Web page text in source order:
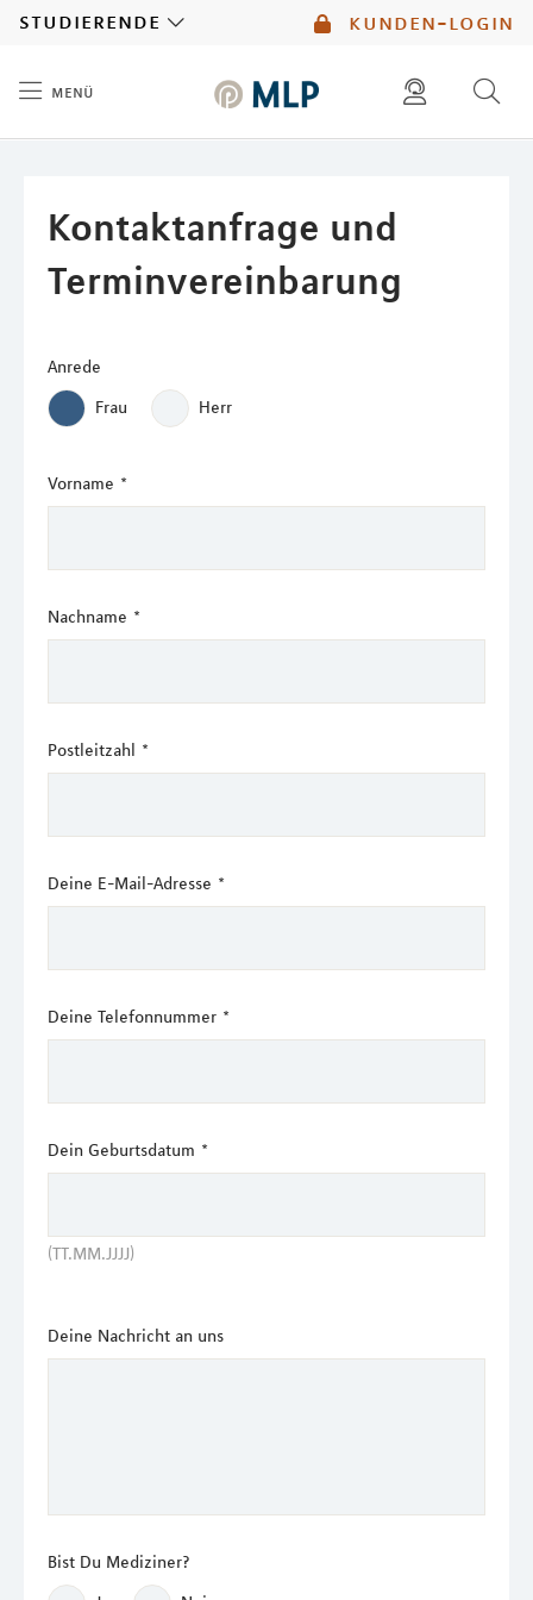
kunden-login
studierende
menü
Kontaktanfrage und
Terminvereinbarung
Anrede
Frau
Herr
Vorname *
Nachname *
Postleitzahl *
Deine E-Mail-Adresse *
Deine Telefonnummer *
Dein Geburtsdatum *
(TT.MM.JJJJ)
Deine Nachricht an uns
Bist Du Mediziner?